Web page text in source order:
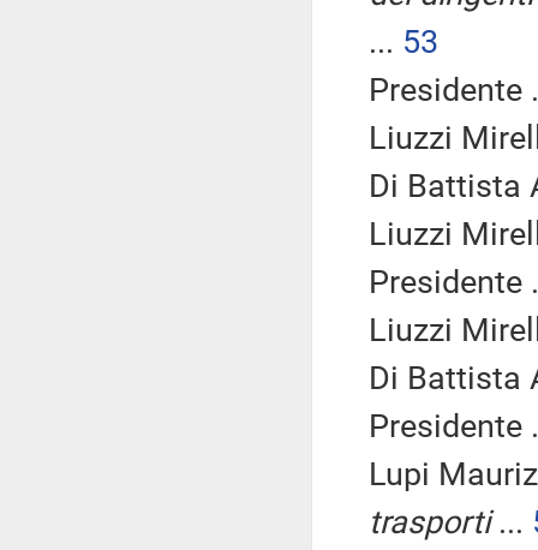
... 53
Presidente
Liuzzi
Di Battista
Liuzzi
Presidente
Liuzzi
Di Battista
Presidente
Lupi
trasporti...